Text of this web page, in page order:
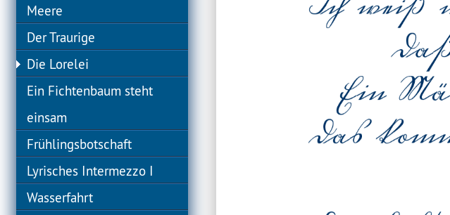
Meere
Der Traurige
Die Lorelei
Ein Fichtenbaum steht
einsam
Frühlingsbotschaft
Lyrisches Intermezzo I
Wasserfahrt